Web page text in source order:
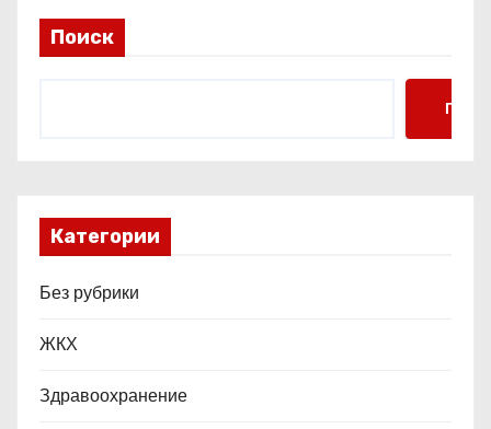
с
я
Поиск
Поиск
Категории
Без рубрики
ЖКХ
Здравоохранение